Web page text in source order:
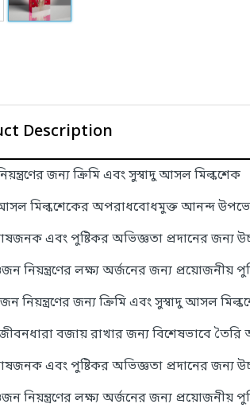
Description
জন্য ক্রিমি এবং সুস্বাদু আসল মিল্কশেক
মিল্কশেকের অপরাধবোধমুক্ত আনন্দ
এবং পুষ্টিকর অভিজ্ঞতা প্রদানের জন্য
নিয়ন্ত্রণের লক্ষ্য অর্জনের জন্য প্রয়োজনীয়
নিয়ন্ত্রণের জন্য ক্রিমি এবং সুস্বাদু আসল
বজায় রাখার জন্য বিশেষভাবে
এবং পুষ্টিকর অভিজ্ঞতা প্রদানের জন্য
নিয়ন্ত্রণের লক্ষ্য অর্জনের জন্য প্রয়োজনীয়